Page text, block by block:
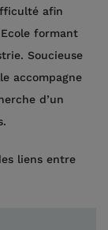
afin
Ecole formant
Soucieuse
accompagne
d’un
liens entre